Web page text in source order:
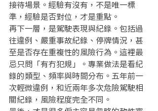
接待場景。經驗有沒有，不是唯一標
準，經驗是否對位，才是重點。
再下一層，是駕駛表現與紀錄。包括過
往違例、嚴重事故紀錄、停牌情況，甚
至是否存在重複性的風險行為。這裡最
忌只問「有冇犯規」。專業做法是看紀
錄的類型、頻率與時間分布。五年前一
次輕微違例，和近兩年多次危險駕駛相
關紀錄，風險程度完全不同。